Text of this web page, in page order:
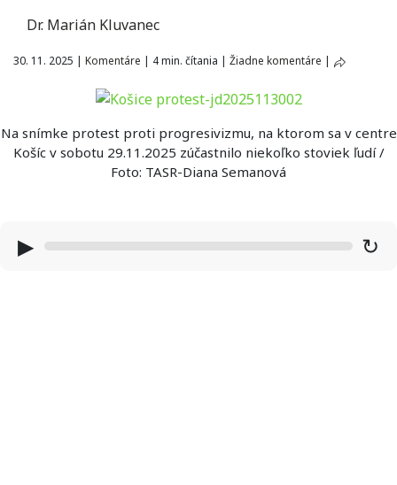
Dr. Marián Kluvanec
30. 11. 2025 | Komentáre | 4 min. čítania | Žiadne komentáre |
Na snímke protest proti progresivizmu, na ktorom sa v centre
Košíc v sobotu 29.11.2025 zúčastnilo niekoľko stoviek ľudí /
Foto: TASR-Diana Semanová
▶ ↻